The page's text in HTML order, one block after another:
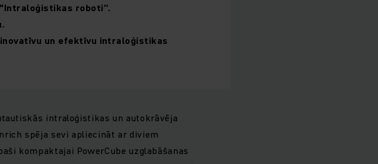
roboti”.
un efektīvu intraloģistikas
intraloģistikas un autokrāvēja
spēja sevi apliecināt ar diviem
kompaktajai PowerCube uzglabāšanas